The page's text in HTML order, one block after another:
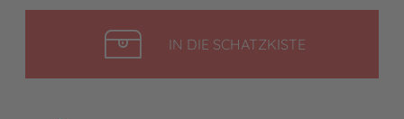
IN DIE SCHATZKISTELEGEN